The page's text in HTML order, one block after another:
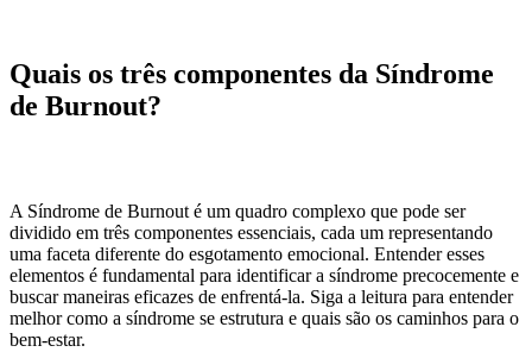
Quais os três componentes da Síndrome
de Burnout?
A Síndrome de Burnout é um quadro complexo que pode ser
dividido em três componentes essenciais, cada um representando
uma faceta diferente do esgotamento emocional. Entender esses
elementos é fundamental para identificar a síndrome precocemente e
buscar maneiras eficazes de enfrentá-la. Siga a leitura para entender
melhor como a síndrome se estrutura e quais são os caminhos para o
bem-estar.